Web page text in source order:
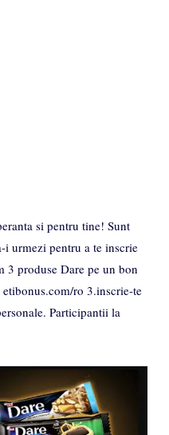
si pentru tine! Sunt
i urmezi pentru a te inscrie
3 produse Dare pe un bon
ro 3.inscrie-te
Participantii la